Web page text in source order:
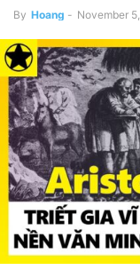
By Hoang - November